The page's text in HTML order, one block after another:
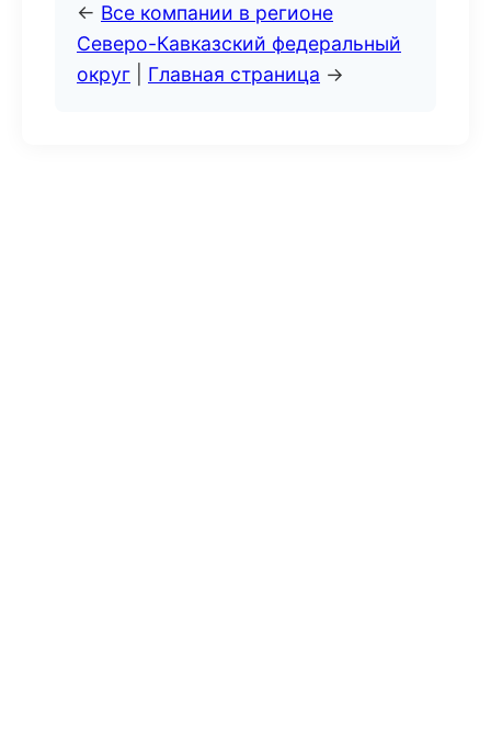
← Все компании в регионе
Северо-Кавказский федеральный
округ
Главная страница →